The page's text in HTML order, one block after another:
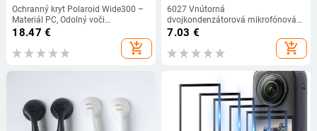
Ochranný kryt Polaroid Wide300 –
Materiál PC, Odolný voči
poškriabaniu, Odolný voči pádu
18.47 €
add_shopping_cart
6027 Vnútorná
dvojkondenzátorová mikrofónová
kapsula s potlačením šumu a proti
rušeniu, káblový mikrofón s 2-
pólovým rozhraním a 1,25 mm
7.03 €
add_shopping_cart